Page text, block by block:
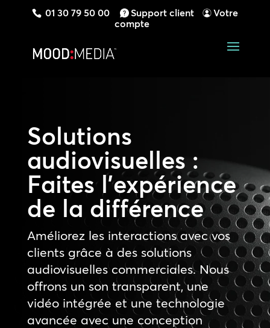
01 30 79 50 00 Support client
Votre
compte
Solutions
audiovisuelles :
Faites l’expérience
de la différence
Améliorez les interactions avec vos
clients grâce à des solutions
audiovisuelles commerciales. Nous
offrons un son transparent, une
vidéo intégrée et une technologie
avancée avec une conception